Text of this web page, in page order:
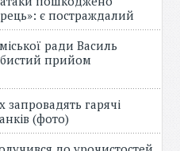
є постраждалий
ради Василь
прийом
гарячі
(фото)